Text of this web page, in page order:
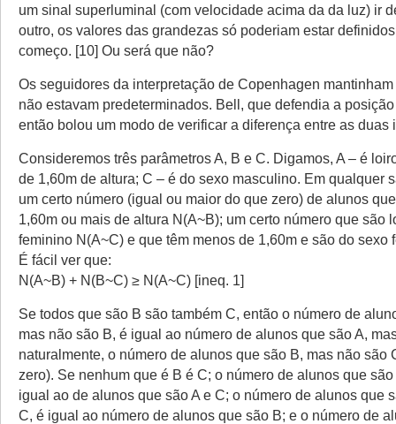
um sinal superluminal (com velocidade acima da da luz) ir
outro, os valores das grandezas só poderiam estar
começo. [10] Ou será que não?
Os seguidores da interpretação de Copenhagen
não estavam predeterminados. Bell, que defendia a
então bolou um modo de verificar a diferença entre as duas
Consideremos três parâmetros A, B e C. Digamos, A – é
de 1,60m de altura; C – é do sexo masculino. Em qualquer
um certo número (igual ou maior do que zero) de alunos
1,60m ou mais de altura N(A~B); um certo número que são
feminino N(A~C) e que têm menos de 1,60m e são do sexo
É fácil ver que:
N(A~B) + N(B~C) ≥ N(A~C) [ineq. 1]
Se todos que são B são também C, então o número de
mas não são B, é igual ao número de alunos que são A,
naturalmente, o número de alunos que são B, mas não são
zero). Se nenhum que é B é C; o número de alunos que
igual ao de alunos que são A e C; o número de alunos que
C, é igual ao número de alunos que são B; e o número de